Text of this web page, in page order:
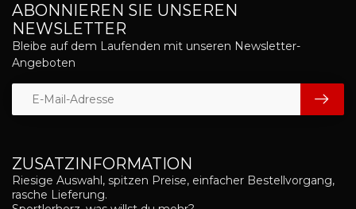
ZUSATZINFORMATION
Riesige Auswahl, spitzen Preise, einfacher Bestellvorgang,
rasche Lieferung.
ABONNIEREN SIE UNSEREN
NEWSLETTER
Bleibe auf dem Laufenden mit unseren Newsletter-
Angeboten